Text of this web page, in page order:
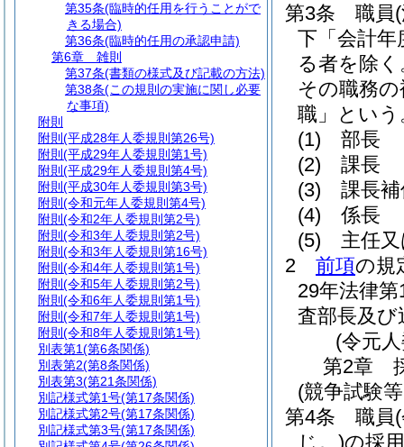
第3条
職員
下「会計年
る者を除く
その職務
職」という
(1)
部長
(2)
課長
(3)
課長
(4)
係長
(5)
主任
2
前項の規
29年法律第
査部長及
(令元
第2章
(競争試験
第4条
職員
じ。)の採用
第35条(臨時的任用を行うことがで
きる場合)
第36条(臨時的任用の承認申請)
第6章
雑則
第37条(書類の様式及び記載の方法)
第38条(この規則の実施に関し必要
な事項)
附則
附則 (平成28年人委規則第26号)
附則 (平成29年人委規則第1号)
附則 (平成29年人委規則第4号)
附則 (平成30年人委規則第3号)
附則 (令和元年人委規則第4号)
附則 (令和2年人委規則第2号)
附則 (令和3年人委規則第2号)
附則 (令和3年人委規則第16号)
附則 (令和4年人委規則第1号)
附則 (令和5年人委規則第2号)
附則 (令和6年人委規則第1号)
附則 (令和7年人委規則第1号)
附則 (令和8年人委規則第1号)
別表第1(第6条関係)
別表第2(第8条関係)
別表第3(第21条関係)
別記様式第1号(第17条関係)
別記様式第2号(第17条関係)
別記様式第3号(第17条関係)